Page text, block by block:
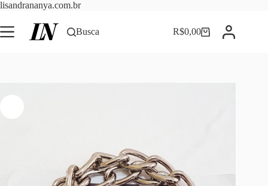
lisandrananya.com.brPular
o
conteúdo
Busca Carrinho
R$0,00